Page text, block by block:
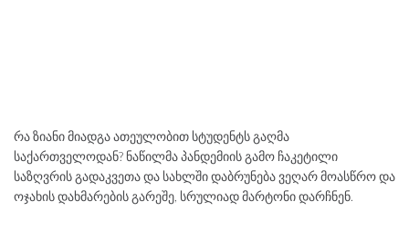
რა ზიანი მიადგა ათეულობით სტუდენტს გაღმა
საქართველოდან? ნაწილმა პანდემიის გამო ჩაკეტილი
საზღვრის გადაკვეთა და სახლში დაბრუნება ვეღარ მოასწრო და
ოჯახის დახმარების გარეშე, სრულიად მარტონი დარჩნენ.